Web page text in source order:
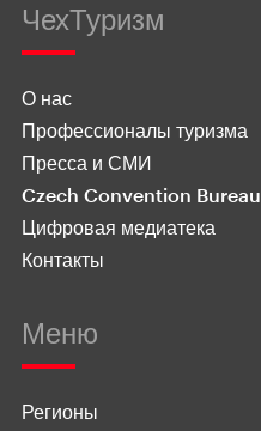
ЧехТуризм
О нас
Профессионалы туризма
Пресса и СМИ
Czech Convention Bureau
Цифровая медиатека
Контакты
Меню
Регионы